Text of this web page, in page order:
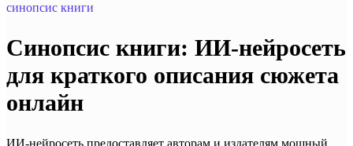
синопсис книги
Синопсис книги: ИИ-нейросеть
для краткого описания сюжета
онлайн